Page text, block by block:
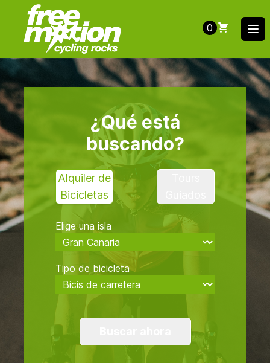
0
¿Qué está
buscando?
Alquiler de
Bicicletas
Elige una isla
Tipo de bicicleta